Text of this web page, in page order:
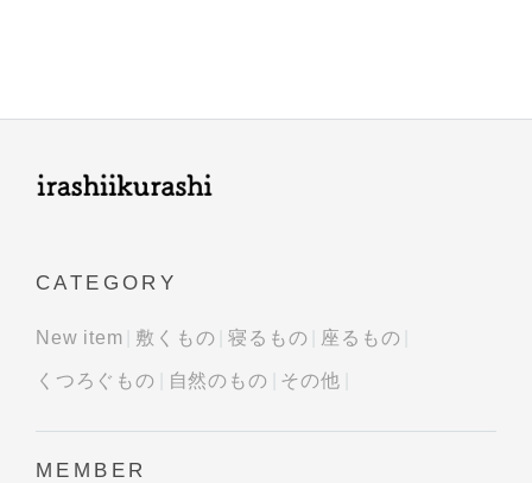
CATEGORY
New item 敷くもの 寝るもの 座るもの
くつろぐもの 自然のもの その他
MEMBER